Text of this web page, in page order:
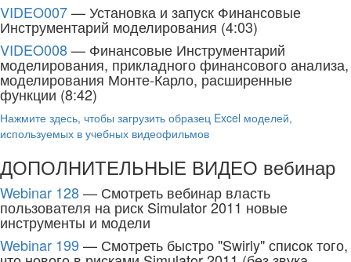
VIDEO007— Установка и запуск Финансовые
Инструментарий моделирования (4:03)
VIDEO008— Финансовые Инструментарий
моделирования, прикладного финансового анализа,
моделирования Монте-Карло, расширенные
функции (8:42)
Нажмите здесь, чтобы загрузить образец Excel моделей,
используемых в учебных видеофильмов
ДОПОЛНИТЕЛЬНЫЕ ВИДЕО вебинар
Webinar 128— Смотреть вебинар власть
пользователя на риск Simulator 2011 новые
инструменты и модели
Webinar 199 — Смотреть быстро "Swirly" список того,